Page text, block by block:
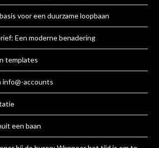
voor een duurzame loopbaan
Een moderne benadering
templates
info@-accounts
een baan